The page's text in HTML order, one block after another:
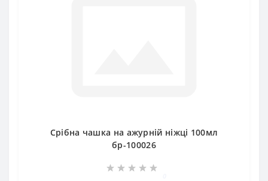
Срібна чашка на ажурній ніжці 100мл
бр-100026